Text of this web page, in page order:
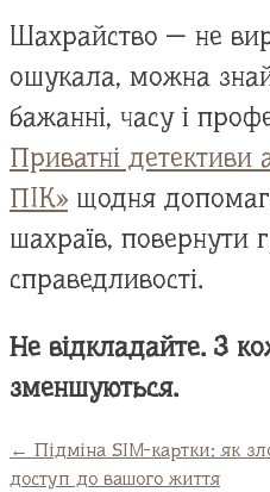
Шахрайство — не
ошукала, можна
бажанні, часу і
Приватні детективи
ПІК» щодня
шахраїв, повернути
справедливості.
Не відкладайте. З
зменшуються.
← Підміна SIM-картки: як
доступ до вашого життя